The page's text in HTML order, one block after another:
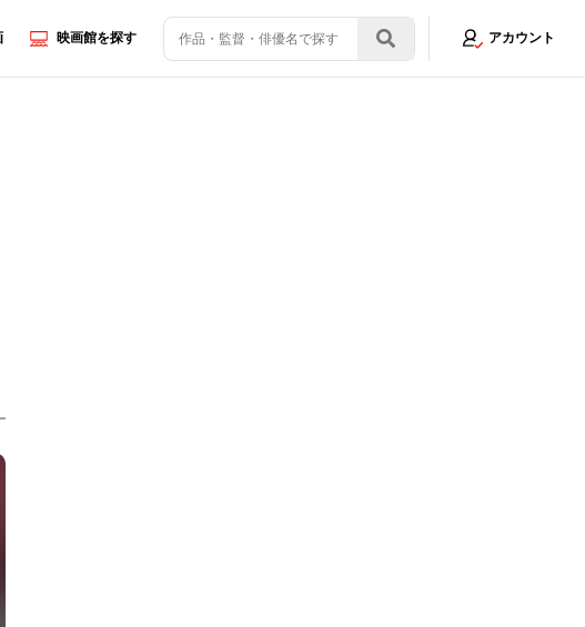
映画館を探す アカウント
ジュアルが解禁！主題歌はmiletに決定